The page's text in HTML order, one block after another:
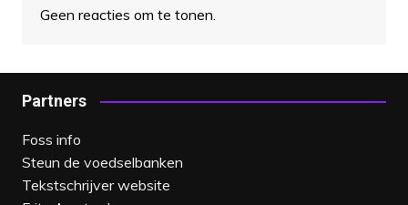
Geen reacties om te tonen.
Partners
Foss info
Steun de voedselbanken
Tekstschrijver website